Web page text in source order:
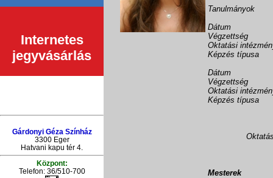
Internetes
jegyvásárlás
Gárdonyi Géza Színház
3300 Eger
Hatvani kapu tér 4.
Központ:
Telefon: 36/510-700
Tanulmányok
Dátum
Végzettség
Oktatási
Képzés típusa
Dátum
Végzettség
Oktatási
Képzés típusa
Mesterek